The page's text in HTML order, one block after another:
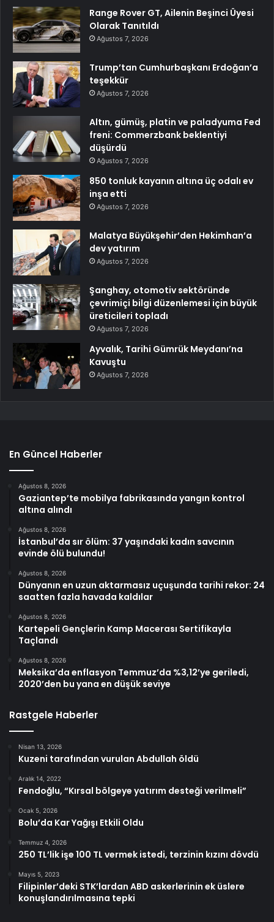
Range Rover GT, Ailenin Beşinci Üyesi
Olarak Tanıtıldı
Ağustos 7, 2026
Trump’tan Cumhurbaşkanı Erdoğan’a
teşekkür
Ağustos 7, 2026
Altın, gümüş, platin ve paladyuma Fed
freni: Commerzbank beklentiyi
düşürdü
Ağustos 7, 2026
850 tonluk kayanın altına üç odalı ev
inşa etti
Ağustos 7, 2026
Malatya Büyükşehir’den Hekimhan’a
dev yatırım
Ağustos 7, 2026
Şanghay, otomotiv sektöründe
çevrimiçi bilgi düzenlemesi için büyük
üreticileri topladı
Ağustos 7, 2026
Ayvalık, Tarihi Gümrük Meydanı’na
Kavuştu
Ağustos 7, 2026
En Güncel Haberler
Ağustos 8, 2026
Gaziantep’te mobilya fabrikasında yangın kontrol
altına alındı
Ağustos 8, 2026
İstanbul’da sır ölüm: 37 yaşındaki kadın savcının
evinde ölü bulundu!
Ağustos 8, 2026
Dünyanın en uzun aktarmasız uçuşunda tarihi rekor: 24
saatten fazla havada kaldılar
Ağustos 8, 2026
Kartepeli Gençlerin Kamp Macerası Sertifikayla
Taçlandı
Ağustos 8, 2026
Meksika’da enflasyon Temmuz’da %3,12’ye geriledi,
2020’den bu yana en düşük seviye
Rastgele Haberler
Nisan 13, 2026
Kuzeni tarafından vurulan Abdullah öldü
Aralık 14, 2022
Fendoğlu, “Kırsal bölgeye yatırım desteği verilmeli”
Ocak 5, 2026
Bolu’da Kar Yağışı Etkili Oldu
Temmuz 4, 2026
250 TL’lik işe 100 TL vermek istedi, terzinin kızını dövdü
Mayıs 5, 2023
Filipinler’deki STK’lardan ABD askerlerinin ek üslere
konuşlandırılmasına tepki